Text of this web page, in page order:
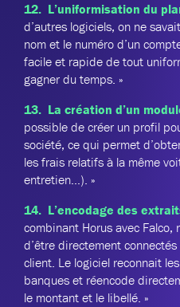
12. L’uniformisation du
d’autres logiciels, on ne
nom et le numéro d’un
facile et rapide de tout
gagner du temps. »
13. La création d’un
possible de créer un profil
société, ce qui permet
les frais relatifs à la même
entretien…). »
14. L’encodage des
combinant Horus avec Falco,
d’être directement
client. Le logiciel reconnait
banques et réencode
le montant et le libellé. »